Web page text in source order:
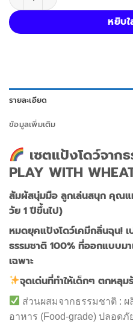
หยิบใ
รายละเอียด
ข้อมูลเพิ่มเติม
เซตแป้งโดว์จาก
PLAY WITH
สัมผัสนุ่มมือ ลูกเล่นสนุก คุณแ
วัย 1 ปีขึ้นไป)
หมดยุคแป้งโดว์เคมีกลิ่นฉุน!
ธรรมชาติ 100% ที่ออกแบบมา
เฉพาะ
จุดเด่นที่ทำให้เด็กๆ ตกหลุม
ส่วนผสมจากธรรมชาติ : ผ
อาหาร (Food-grade) ปลอดภั